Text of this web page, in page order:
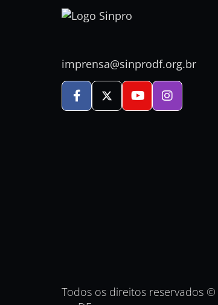
imprensa@sinprodf.org.br
Todos os direitos reservados